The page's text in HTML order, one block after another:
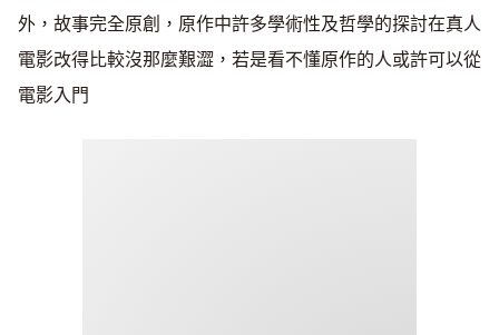
外，故事完全原創，原作中許多學術性及哲學的探討在真人
電影改得比較沒那麼艱澀，若是看不懂原作的人或許可以從
電影入門